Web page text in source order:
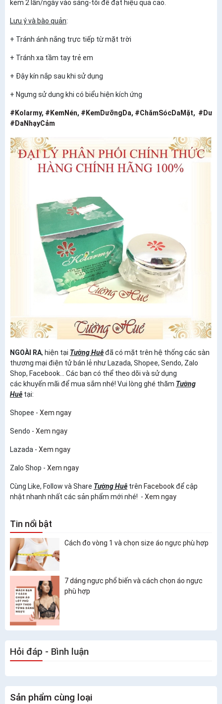
kem 2 lần/ngày vào sáng-tối để đạt hiệu quả cao.
Lưu ý và bào quản:
+ Tránh ánh nắng trực tiếp từ mặt trời
+ Tránh xa tầm tay trẻ em
+ Đậy kín nắp sau khi sử dụng
+ Ngưng sử dung khi có biểu hiện kích ứng
#Kolarmy, #KemNén, #KemDưỡngDa, #ChămSócDaMặt,
#DaNhạyCảm
NGOÀI RA, hiện tại Tường Huêđã có mặt trên hệ thống các sàn
thương mại điện tử bán lẻ như Lazada, Shopee, Sendo, Zalo
Shop, Facebook... Các bạn có thể theo dõi và sử dụng
các khuyến mãi để mua sắm nhé! Vui lòng ghé thăm Tường
Huê tại:
Shopee - Xem ngay
Sendo - Xem ngay
Lazada - Xem ngay
Zalo Shop - Xem ngay
Cùng Like, Follow và Share Tường Huê trên Facebookđể cập
nhật nhanh nhất các sản phẩm mới nhé! - Xem ngay
Tin nổi bật
Cách đo vòng 1 và chọn size áo ngực phù hợp
7 dáng ngực phổ biến và cách chọn áo ngực
phù hợp
Hỏi đáp - Bình luận
Sản phẩm cùng loại